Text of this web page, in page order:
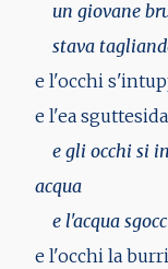
un giovane
stava
e l'occhi
e l'ea
e gli occhi si
acqua
e l'acqua
e l'occhi la